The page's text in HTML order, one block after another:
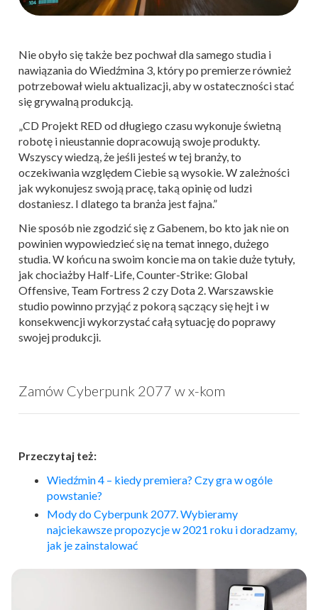
Nie obyło się także bez pochwał dla samego studia i
nawiązania do Wiedźmina 3, który po premierze również
potrzebował wielu aktualizacji, aby w ostateczności stać
się grywalną produkcją.
„CD Projekt RED od długiego czasu wykonuje świetną
robotę i nieustannie dopracowują swoje produkty.
Wszyscy wiedzą, że jeśli jesteś w tej branży, to
oczekiwania względem Ciebie są wysokie. W zależności
jak wykonujesz swoją pracę, taką opinię od ludzi
dostaniesz. I dlatego ta branża jest fajna.”
Nie sposób nie zgodzić się z Gabenem, bo kto jak nie on
powinien wypowiedzieć się na temat innego, dużego
studia. W końcu na swoim koncie ma on takie duże tytuły,
jak chociażby Half-Life, Counter-Strike: Global
Offensive, Team Fortress 2 czy Dota 2. Warszawskie
studio powinno przyjąć z pokorą sączący się hejt i w
konsekwencji wykorzystać całą sytuację do poprawy
swojej produkcji.
Zamów Cyberpunk 2077 w x-kom
Przeczytaj też:
Wiedźmin 4 – kiedy premiera? Czy gra w ogóle
powstanie?
Mody do Cyberpunk 2077. Wybieramy
najciekawsze propozycje w 2021 roku i doradzamy,
jak je zainstalować